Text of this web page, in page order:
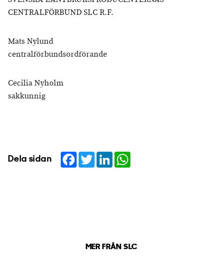
CENTRALFÖRBUND SLC R.F.
Mats Nylund
centralförbundsordförande
Cecilia Nyholm
sakkunnig
Dela sidan Facebook
TwitterLinkedIn
MER FRÅN SLC